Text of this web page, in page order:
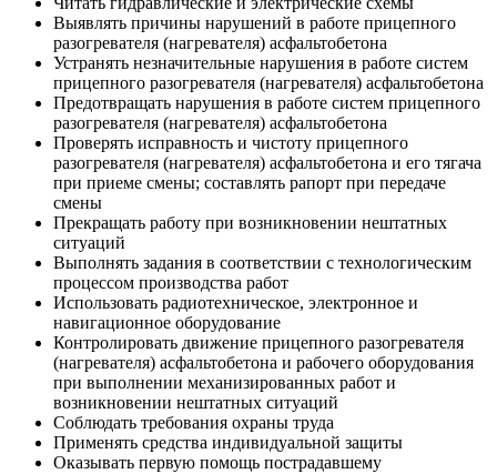
Выявлять причины нарушений в работе прицепного
разогревателя (нагревателя) асфальтобетона
Устранять незначительные нарушения в работе систем
прицепного разогревателя (нагревателя) асфальтобетона
Предотвращать нарушения в работе систем прицепного
разогревателя (нагревателя) асфальтобетона
Проверять исправность и чистоту прицепного
разогревателя (нагревателя) асфальтобетона и его тягача
при приеме смены; составлять рапорт при передаче
смены
Прекращать работу при возникновении нештатных
ситуаций
Выполнять задания в соответствии с технологическим
процессом производства работ
Использовать радиотехническое, электронное и
навигационное оборудование
Контролировать движение прицепного разогревателя
(нагревателя) асфальтобетона и рабочего оборудования
при выполнении механизированных работ и
возникновении нештатных ситуаций
Соблюдать требования охраны труда
Применять средства индивидуальной защиты
Оказывать первую помощь пострадавшему